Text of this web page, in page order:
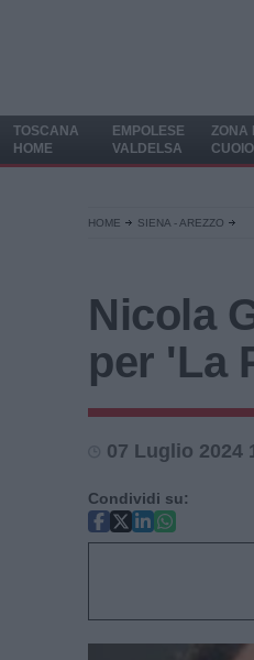
TOSCANA
HOME
EMPOLESE
VALDELSA
ZONA
CUOIO
HOME SIENA - AREZZO
Nicola
per 'La
07 Luglio 2024
Condividi su: